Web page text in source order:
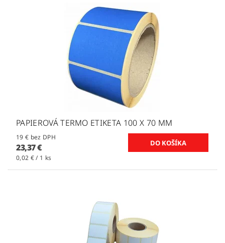
PAPIEROVÁ TERMO ETIKETA 100 X 70 MM
19 € bez DPH
23,37 €
0,02 € / 1 ks